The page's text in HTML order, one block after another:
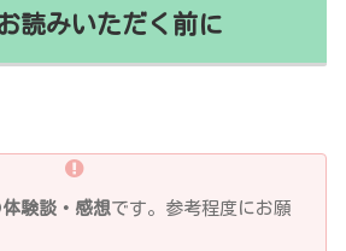
読みいただく前に
験談・感想です。参考程度にお願